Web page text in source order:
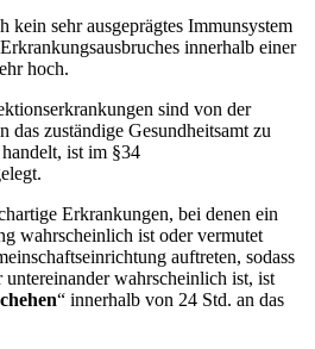
sehr ausgeprägtes Immunsystem
innerhalb einer
hoch.
sind von der
das zuständige Gesundheitsamt zu
ist im §34
Erkrankungen, bei denen ein
wahrscheinlich ist oder vermutet
auftreten, sodass
wahrscheinlich ist, ist
“ innerhalb von 24 Std. an das